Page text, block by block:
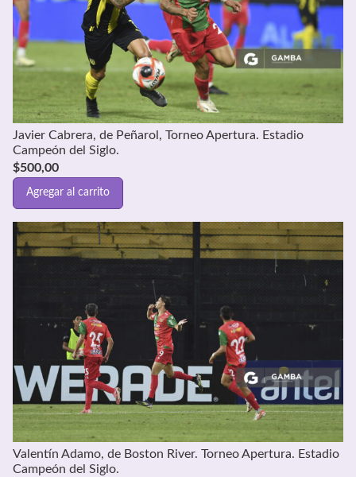
Javier Cabrera, de Peñarol, Torneo Apertura. Estadio
Campeón del Siglo.
$500,00
Agregar al carrito
Valentín Adamo, de Boston River. Torneo Apertura. Estadio
Campeón del Siglo.